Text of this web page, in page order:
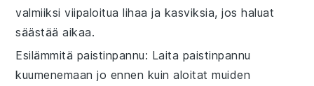
valmiiksi viipaloitua lihaa ja kasviksia, jos haluat
säästää aikaa.
Esilämmitä paistinpannu: Laita paistinpannu
kuumenemaan jo ennen kuin aloitat muiden